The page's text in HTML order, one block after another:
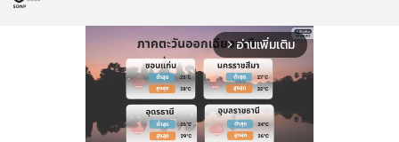
arrow_forward_ios อ่านเพิ่มเติม